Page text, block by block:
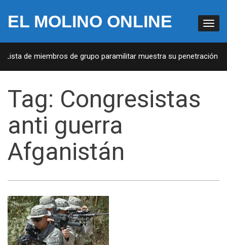
EL MOLINO ONLINE
de miembros de grupo paramilitar muestra su penetración en
Tag: Congresistas
anti guerra
Afganistán